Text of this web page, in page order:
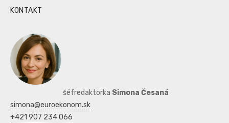
KONTAKT
šéfredaktorka Simona Česaná
simona@euroekonom.sk
+421 907 234 066